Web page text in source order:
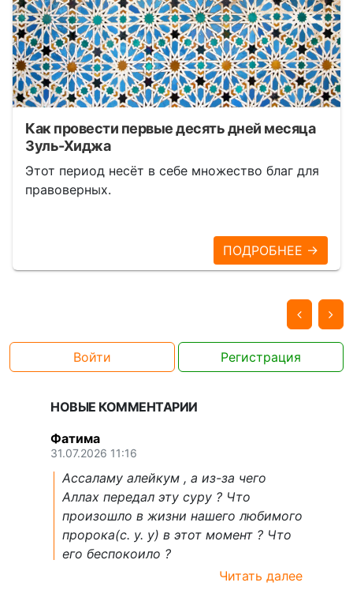
Как провести первые десять дней месяца
Зуль-Хиджа
Этот период несёт в себе множество благ для
правоверных.
ПОДРОБНЕЕ →
Войти Регистрация
НОВЫЕ КОММЕНТАРИИ
Фатима
31.07.2026 11:16
Ассаламу алейкум , а из-за чего
Аллах передал эту суру ? Что
произошло в жизни нашего любимого
пророка(с. у. у) в этот момент ? Что
его беспокоило ?
Читать далее